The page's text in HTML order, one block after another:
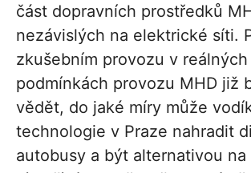
část dopravních prostředků
nezávislých na elektrické síti.
zkušebním provozu v reálných
podmínkách provozu MHD již
vědět, do jaké míry může
technologie v Praze nahradit
autobusy a být alternativou